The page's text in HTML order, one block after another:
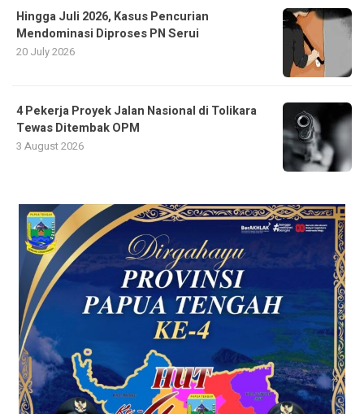
Hingga Juli 2026, Kasus Pencurian
Mendominasi Diproses PN Serui
20 July 2026
4 Pekerja Proyek Jalan Nasional di Tolikara
Tewas Ditembak OPM
3 August 2026